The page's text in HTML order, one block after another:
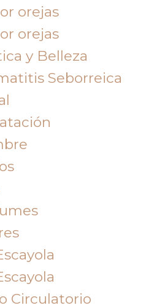
orejas
orejas
y Belleza
Seborreica
Circulatorio